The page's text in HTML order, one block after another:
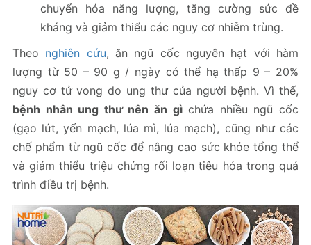
chuyển hóa năng lượng, tăng cường sức đề
kháng và giảm thiểu các nguy cơ nhiễm trùng.
Theo nghiên cứu, ăn ngũ cốc nguyên hạt với hàm
lượng từ 50 – 90 g / ngày có thể hạ thấp 9 – 20%
nguy cơ tử vong do ung thư của người bệnh. Vì thế,
bệnh nhân ung thư nên ăn gìchứa nhiều ngũ cốc
(gạo lứt, yến mạch, lúa mì, lúa mạch), cũng như các
chế phẩm từ ngũ cốc để nâng cao sức khỏe tổng thể
và giảm thiểu triệu chứng rối loạn tiêu hóa trong quá
trình điều trị bệnh.